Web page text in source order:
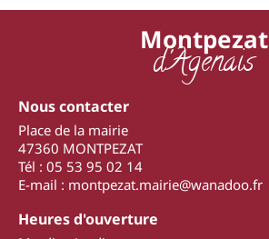
Montpezat
d'Agenais
Nous contacter
Place de la mairie
47360 MONTPEZAT
Tél : 05 53 95 02 14
E-mail : montpezat.mairie@wanadoo.fr
Heures d'ouverture